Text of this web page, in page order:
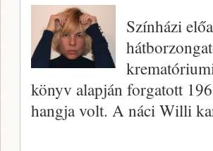
Színházi
könyv alapján forgatott
hangja volt. A náci Willi